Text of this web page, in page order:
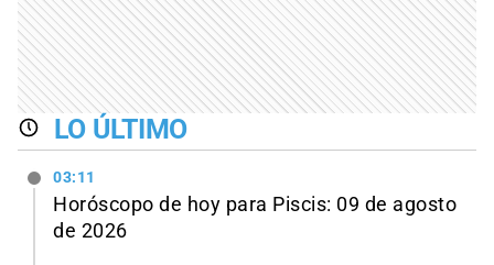
LO ÚLTIMO
03:11
Horóscopo de hoy para Piscis: 09 de agosto
de 2026